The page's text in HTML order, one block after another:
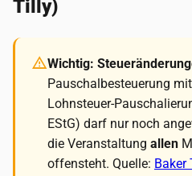
Tilly)
Wichtig:
Pauschalbesteuerung
Lohnsteuer-
EStG) darf nur noch
die Veranstaltung allen
offensteht. Quelle: Baker